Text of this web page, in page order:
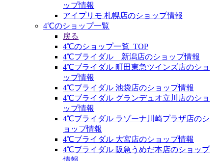
ップ情報
アイプリモ 札幌店のショップ情報
4℃のショップ一覧
戻る
4℃のショップ一覧_TOP
4℃ブライダル 新潟店のショップ情報
4℃ブライダル 町田東急ツインズ店のショ
ップ情報
4℃ブライダル 池袋店のショップ情報
4℃ブライダル グランデュオ立川店のショ
ップ情報
4℃ブライダル ラゾーナ川崎プラザ店のシ
ョップ情報
4℃ブライダル 大宮店のショップ情報
4℃ブライダル 阪急うめだ本店のショップ